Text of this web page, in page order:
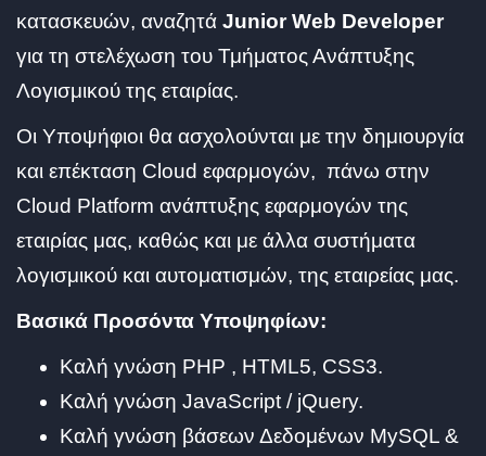
κατασκευών, αναζητά Junior Web Developer
για τη στελέχωση του Τμήματος Ανάπτυξης
Λογισμικού της εταιρίας.
Οι Υποψήφιοι θα ασχολούνται με την δημιουργία
και επέκταση Cloud εφαρμογών, πάνω στην
Cloud Platform ανάπτυξης εφαρμογών της
εταιρίας μας, καθώς και με άλλα συστήματα
λογισμικού και αυτοματισμών, της εταιρείας μας.
Βασικά Προσόντα Υποψηφίων:
Καλή γνώση PHP , HTML5, CSS3.
Καλή γνώση JavaScript / jQuery.
Καλή γνώση βάσεων Δεδομένων MySQL &